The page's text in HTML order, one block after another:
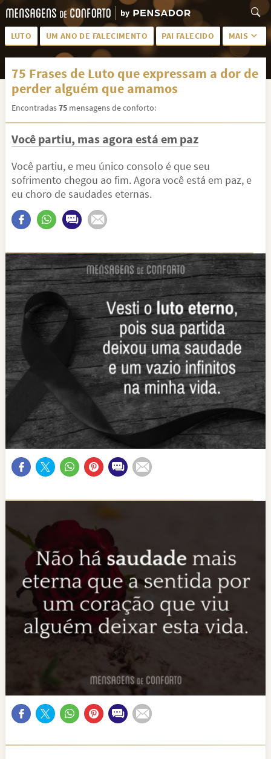
LUTO UM ANO DE FALECIMENTO PAI FALECIDO MAIS
LUTO PARA AMIGA PALAVRAS
SAUDADES DA MÃE
PÊSAMES PARA AMIGA
MEUS SENTIMENTOS PÊSAMES PARA AMIGO
FRASES DE LUTO PARA AMIGO FIM DE NAMORO
TODAS AS CATEGORIAS
75 Frases de Luto que expressam a dor de
perder alguém que amamos
Encontradas75 mensagens de conforto:
Você partiu, mas agora está em paz
Você partiu, e meu único consolo é que seu
sofrimento chegou ao fim. Agora você está em paz, e
eu choro de saudades eternas.